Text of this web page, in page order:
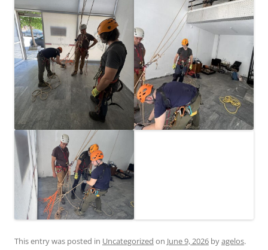
This entry was posted in Uncategorized on June 9, 2026 byagelos.